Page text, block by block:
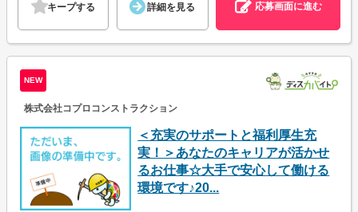
キープする 詳細を見る 応募画面に進む
NEW
株式会社コプロコンストラクション
＜充実のサポートと福利厚生充
実！＞あなたのキャリアが活かせ
るお仕事☆大手で安心して働ける
環境です♪20...